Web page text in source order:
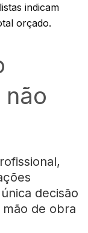
indicam
orçado.
decisão
de obra